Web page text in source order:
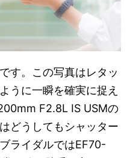
す。この写真はレタッ
うに一瞬を確実に捉え
F2.8L IS USMの
どうしてもシャッター
ライダルではEF70-